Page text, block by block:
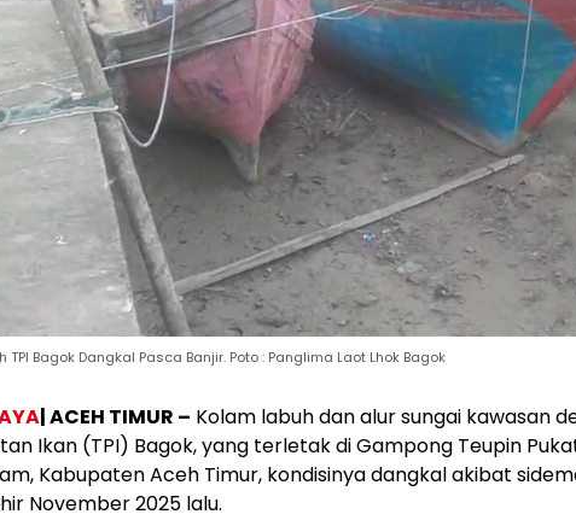
TPI Bagok Dangkal Pasca Banjir. Poto : Panglima Laot Lhok Bagok
| ACEH TIMUR – Kolam labuh dan alur sungai kawasan
Ikan (TPI) Bagok, yang terletak di Gampong Teupin
Kabupaten Aceh Timur, kondisinya dangkal akibat
November 2025 lalu.